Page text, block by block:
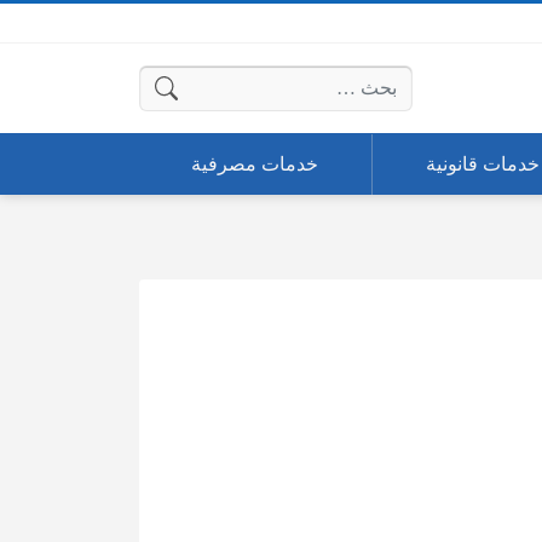
البحث عن:
خدمات قانونية خدمات مصرفية